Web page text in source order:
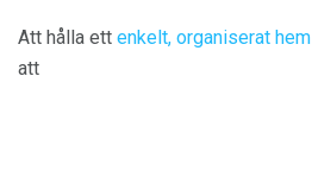
Att hålla ett enkelt, organiserat hem
att